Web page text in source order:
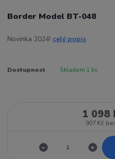
Border Model BT-048
Novinka 2024! celý popis
Dostupnost Skladem 1 ks
1 098
907 Kč